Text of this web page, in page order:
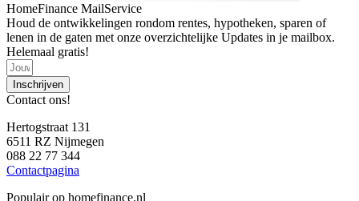
HomeFinance MailService
Houd de ontwikkelingen rondom rentes, hypotheken, sparen of
lenen in de gaten met onze overzichtelijke Updates in je mailbox.
Helemaal gratis!
Inschrijven
Contact ons!
Hertogstraat 131
6511 RZ Nijmegen
088 22 77 344
Contactpagina
Populair op homefinance.nl